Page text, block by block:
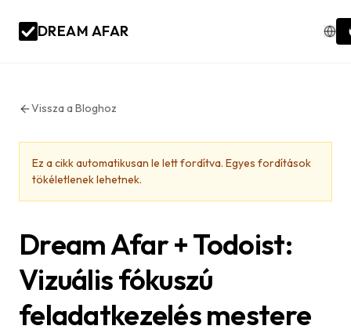
DREAM AFAR
Vissza a Bloghoz
Ez a cikk automatikusan le lett fordítva. Egyes fordítások
tökéletlenek lehetnek.
Dream Afar + Todoist:
Vizuális fókuszú
feladatkezelés mestere